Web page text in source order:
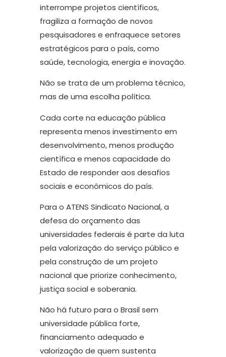
interrompe projetos científicos,
fragiliza a formação de novos
pesquisadores e enfraquece setores
estratégicos para o país, como
saúde, tecnologia, energia e inovação.
Não se trata de um problema técnico,
mas de uma escolha política.
Cada corte na educação pública
representa menos investimento em
desenvolvimento, menos produção
científica e menos capacidade do
Estado de responder aos desafios
sociais e econômicos do país.
Para o ATENS Sindicato Nacional, a
defesa do orçamento das
universidades federais é parte da luta
pela valorização do serviço público e
pela construção de um projeto
nacional que priorize conhecimento,
justiça social e soberania.
Não há futuro para o Brasil sem
universidade pública forte,
financiamento adequado e
valorização de quem sustenta